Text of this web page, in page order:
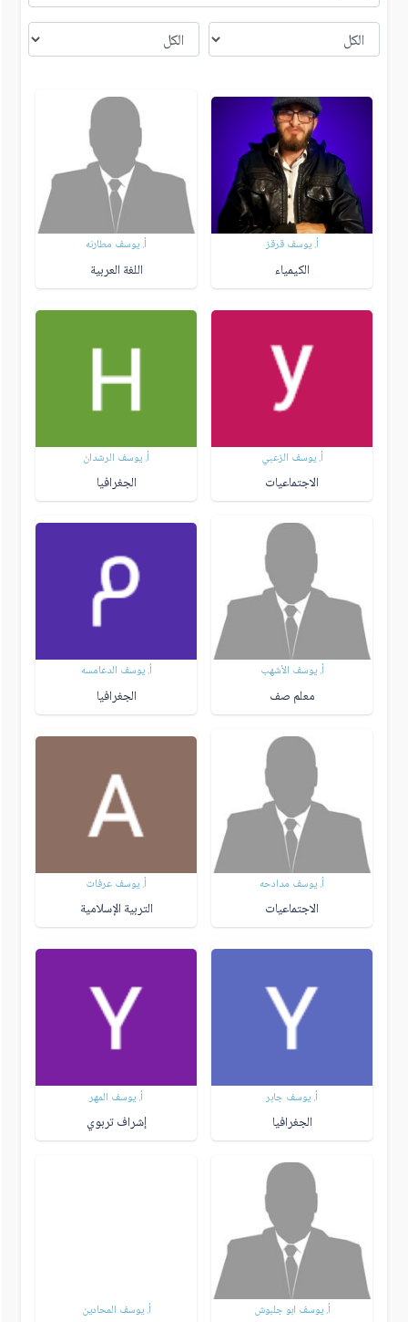
أ. يوسف قرقز
الكيمياء
أ. يوسف مطارنه
اللغة العربية
أ. يوسف الزعبي
الاجتماعيات
أ. يوسف الرشدان
الجغرافيا
أ. يوسف الأشهب
معلم صف
أ. يوسف الدعامسه
الجغرافيا
أ. يوسف مدادحه
الاجتماعيات
أ. يوسف عرفات
التربية الإسلامية
أ. يوسف جابر
الجغرافيا
أ. يوسف المهر
إشراف تربوي
أ. يوسف ابو جلبوش أ. يوسف المحادين